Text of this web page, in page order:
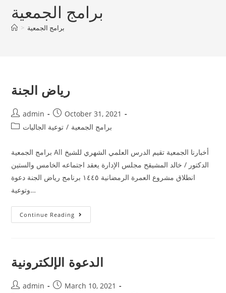
برامج الجمعية
> برامج الجمعية
رياض الجنة
admin
October 31, 2021
برامج الجمعية / توعية الجاليات
برامج الجمعية All أخبارنا الجمعية تقيم الدرس العلمي الشهري للشيخ
الدكتور / خالد المشيقح مجلس الإدارة يعقد اجتماعه الخامس والستين
انطلاق مشروع العمرة الرمضانية ١٤٤٥ برنامج رياض الجنة دعوة
وتوعية…
Continue Reading
الدعوة الإلكترونية
admin
March 10, 2021